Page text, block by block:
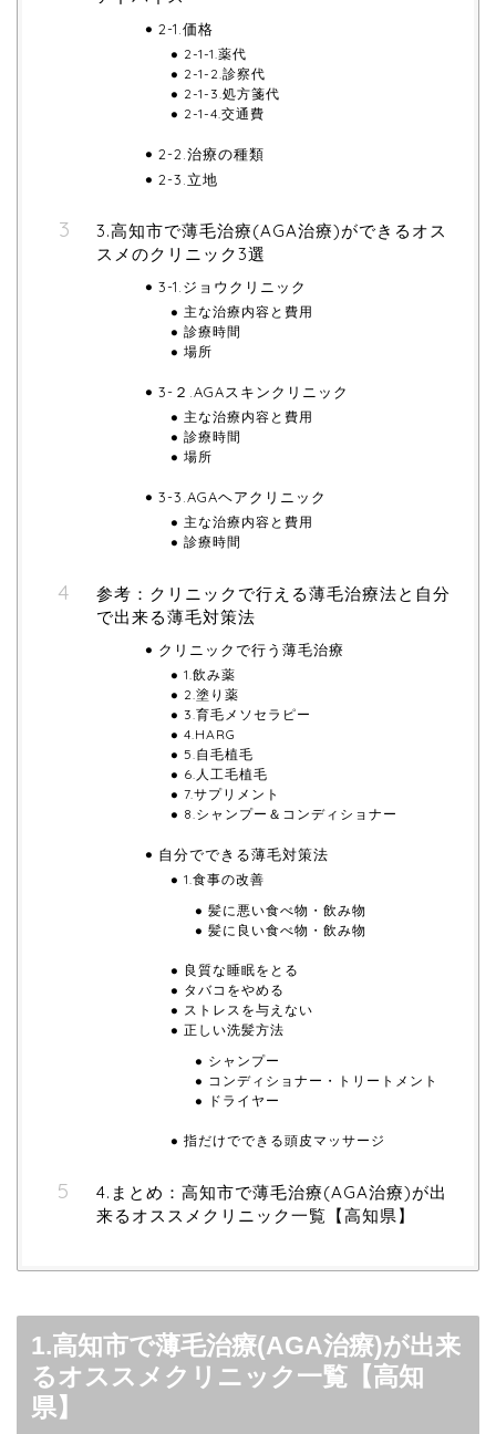
2-1.価格
2-1-1.薬代
2-1-2.診察代
2-1-3.処方箋代
2-1-4.交通費
2-2.治療の種類
2-3.立地
3.高知市で薄毛治療(AGA治療)ができるオス
スメのクリニック3選
3-1.ジョウクリニック
主な治療内容と費用
診療時間
場所
3-２.AGAスキンクリニック
主な治療内容と費用
診療時間
場所
3-3.AGAヘアクリニック
主な治療内容と費用
診療時間
参考：クリニックで行える薄毛治療法と自分
で出来る薄毛対策法
クリニックで行う薄毛治療
1.飲み薬
2.塗り薬
3.育毛メソセラピー
4.HARG
5.自毛植毛
6.人工毛植毛
7.サプリメント
8.シャンプー＆コンディショナー
自分でできる薄毛対策法
1.食事の改善
髪に悪い食べ物・飲み物
髪に良い食べ物・飲み物
良質な睡眠をとる
タバコをやめる
ストレスを与えない
正しい洗髪方法
シャンプー
コンディショナー・トリートメント
ドライヤー
指だけでできる頭皮マッサージ
4.まとめ：高知市で薄毛治療(AGA治療)が出
来るオススメクリニック一覧【高知県】
1.高知市で薄毛治療(AGA治療)が出来
るオススメクリニック一覧【高知
県】